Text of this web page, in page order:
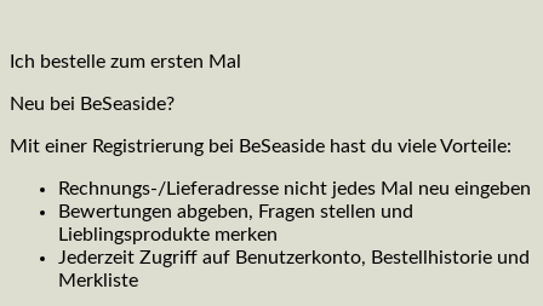
Ich bestelle zum ersten Mal
Neu bei BeSeaside?
Mit einer Registrierung bei BeSeaside hast du viele Vorteile:
Rechnungs-/Lieferadresse nicht jedes Mal neu eingeben
Bewertungen abgeben, Fragen stellen und
Lieblingsprodukte merken
Jederzeit Zugriff auf Benutzerkonto, Bestellhistorie und
Merkliste